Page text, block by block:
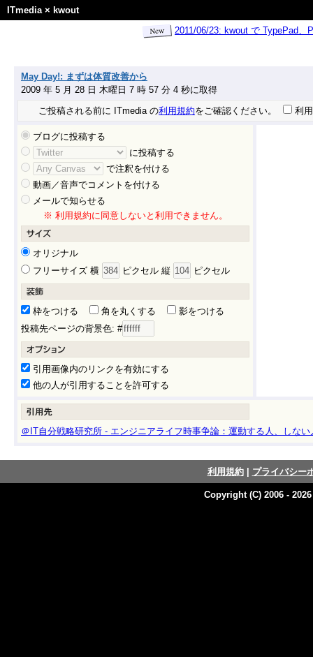
ITmedia× kwout
2011/06/23: kwout で TypePad
May Day!: まずは体質改善から
2009 年 5 月 28 日 木曜日 7 時 57 分 4 秒に取得
ご投稿される前に ITmedia の利用規約をご確認ください。 利
ブログに投稿する
に投稿する
で注釈を付ける
動画／音声でコメントを付ける
メールで知らせる
※ 利用規約に同意しないと利用できません。
オリジナル
フリーサイズ 横
ピクセル 縦 ピクセル
枠をつける 角を丸くする
影をつける
投稿先ページの背景色: #
引用画像内のリンクを有効にする
他の人が引用することを許可する
＠IT自分戦略研究所 - エンジニアライフ時事争論：運動する人、しな
利用規約| プライバシー
Copyright (C) 2006 -